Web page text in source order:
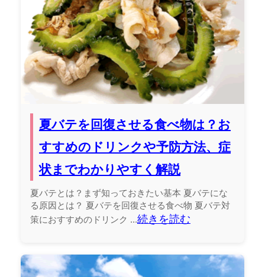
夏バテを回復させる食べ物は？お
すすめのドリンクや予防方法、症
状までわかりやすく解説
夏バテとは？まず知っておきたい基本 夏バテにな
る原因とは？ 夏バテを回復させる食べ物 夏バテ対
策におすすめのドリンク ...続きを読む